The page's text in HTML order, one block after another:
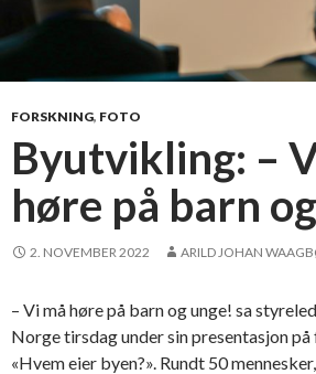
FORSKNING, FOTO
Byutvikling: –
høre på barn
2. NOVEMBER 2022 ARILD JOHAN
– Vi må høre på barn og unge! sa
Norge tirsdag under sin presentasjon
«Hvem eier byen?». Rundt 50